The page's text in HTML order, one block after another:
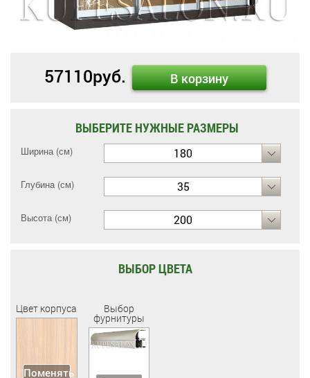
57110руб. В корзину
ВЫБЕРИТЕ НУЖНЫЕ РАЗМЕРЫ
Ширина (см) 180
Глубина (см) 35
Высота (см) 200
ВЫБОР ЦВЕТА
Цвет корпуса
Поменять
Выбор
фурнитуры